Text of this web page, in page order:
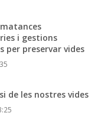
i gestions
per preservar vides
de les nostres vides